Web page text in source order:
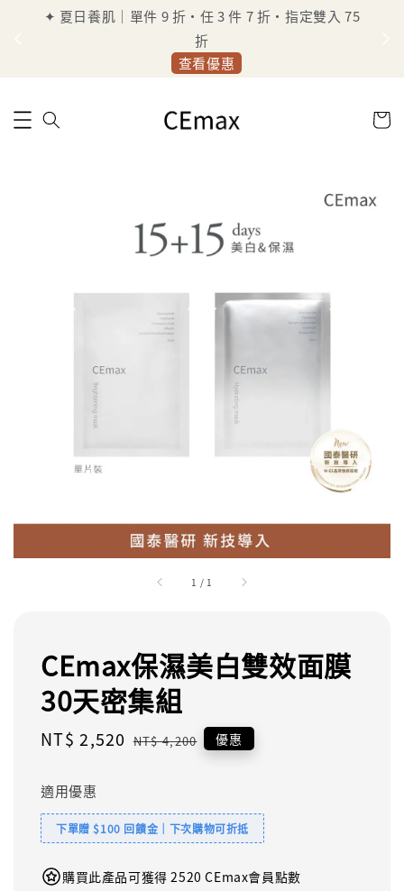
✦ 夏日養肌｜單件 9 折・任 3 件 7 折・指定雙入 75
折
查看優惠
1 / 1
CEmax保濕美白雙效面膜
30天密集組
Sale
NT$ 2,520 Regular
NT$ 4,200 優惠
適用優惠
下單贈 $100 回饋金｜下次購物可折抵
購買此產品可獲得 2520 CEmax會員點數